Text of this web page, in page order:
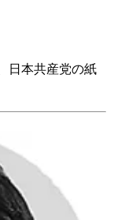
日本共産党の紙